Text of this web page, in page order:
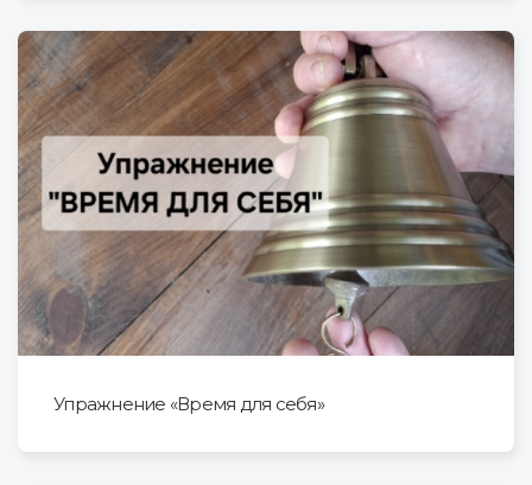
Упражнение «Время для себя»